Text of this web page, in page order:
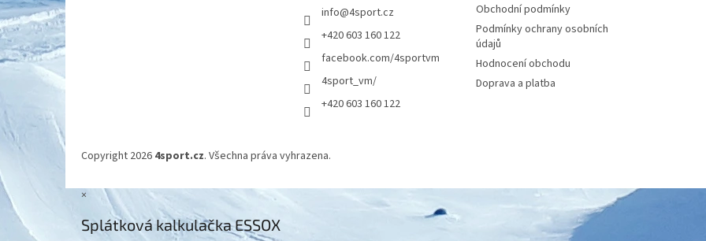
info@4sport.cz
+420 603 160 122
facebook.com/4sportvm
4sport_vm/
+420 603 160 122
Obchodní podmínky
Podmínky ochrany osobních
údajů
Hodnocení obchodu
Doprava a platba
Copyright 2026 4sport.cz. Všechna práva vyhrazena.
×
Splátková kalkulačka ESSOX